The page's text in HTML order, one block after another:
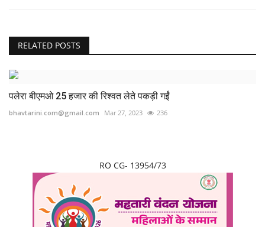
RELATED POSTS
पलेरा बीएमओ 25 हजार की रिश्वत लेते पकड़ी गईं
bhavtarini.com@gmail.com Mar 27, 2023 236
RO CG- 13954/73